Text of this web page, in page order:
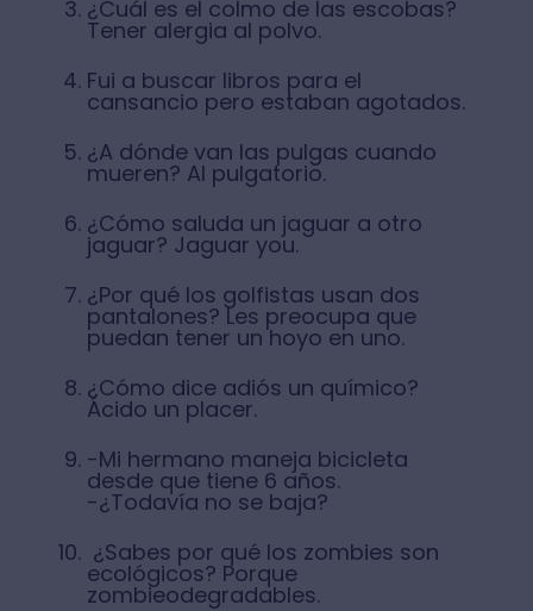
¿Cuál es el colmo de las escobas?
Tener alergia al polvo.
Fui a buscar libros para el
cansancio pero estaban agotados.
¿A dónde van las pulgas cuando
mueren? Al pulgatorio.
¿Cómo saluda un jaguar a otro
jaguar? Jaguar you.
¿Por qué los golfistas usan dos
pantalones? Les preocupa que
puedan tener un hoyo en uno.
¿Cómo dice adiós un químico?
Ácido un placer.
-Mi hermano maneja bicicleta
desde que tiene 6 años.
-¿Todavía no se baja?
¿Sabes por qué los zombies son
ecológicos? Porque
zombieodegradables.